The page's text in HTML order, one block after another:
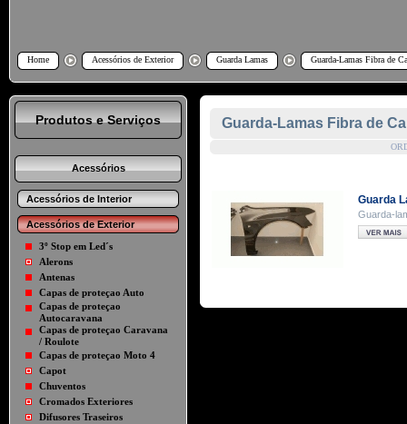
Home Acessórios de Exterior Guarda Lamas Guarda-Lamas Fibra de
Produtos e Serviços
Acessórios
Acessórios de Interior
Acessórios de Exterior
3º Stop em Led´s
Alerons
Antenas
Capas de proteçao Auto
Capas de proteçao
Autocaravana
Capas de proteçao Caravana
/ Roulote
Capas de proteçao Moto 4
Capot
Chuventos
Cromados Exteriores
Difusores Traseiros
Guarda-Lamas Fibra de
Guarda
Guarda-